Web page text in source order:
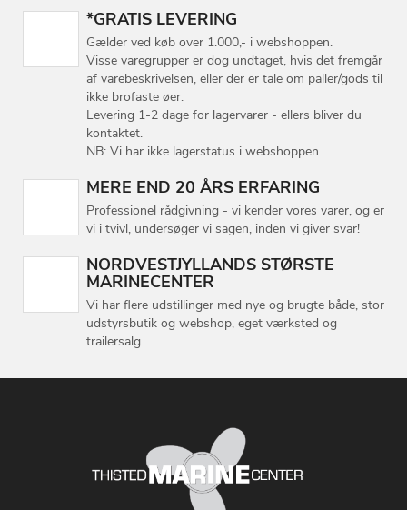
*GRATIS LEVERING
Gælder ved køb over 1.000,- i webshoppen.
Visse varegrupper er dog undtaget, hvis det fremgår
af varebeskrivelsen, eller der er tale om paller/gods til
ikke brofaste øer.
Levering 1-2 dage for lagervarer - ellers bliver du
kontaktet.
NB: Vi har ikke lagerstatus i webshoppen.
MERE END 20 ÅRS ERFARING
Professionel rådgivning - vi kender vores varer, og er
vi i tvivl, undersøger vi sagen, inden vi giver svar!
NORDVESTJYLLANDS STØRSTE
MARINECENTER
Vi har flere udstillinger med nye og brugte både, stor
udstyrsbutik og webshop, eget værksted og
trailersalg